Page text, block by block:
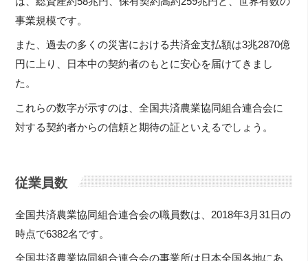
事業規模です。
また、過去の多くの災害における共済金支払額は3兆2870億
円に上り、日本中の契約者のもとに安心を届けてきまし
た。
これらの数字が示すのは、全国共済農業協同組合連合会に
対する契約者からの信頼と期待の証といえるでしょう。
従業員数
全国共済農業協同組合連合会の職員数は、2018年3月31日の
時点で6382名です。
全国共済農業協同組合連合会の事業所は日本全国各地にあ